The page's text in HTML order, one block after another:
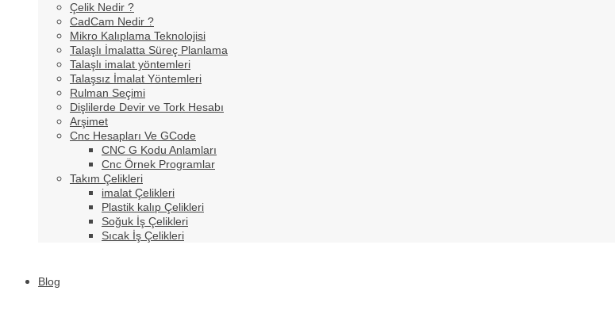
Çelik Nedir ?
CadCam Nedir ?
Mikro Kalıplama Teknolojisi
Talaşlı İmalatta Süreç Planlama
Talaşlı imalat yöntemleri
Talaşsız İmalat Yöntemleri
Rulman Seçimi
Dişlilerde Devir ve Tork Hesabı
Arşimet
Cnc Hesapları Ve GCode
CNC G Kodu Anlamları
Cnc Örnek Programlar
Takım Çelikleri
imalat Çelikleri
Plastik kalıp Çelikleri
Soğuk İş Çelikleri
Sıcak İş Çelikleri
Blog